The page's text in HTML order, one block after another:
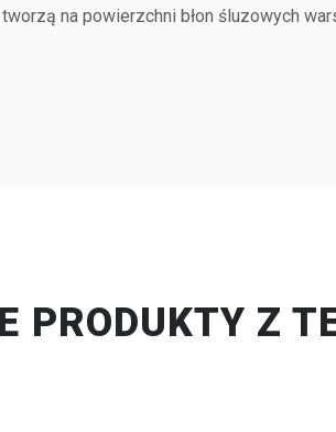
na powierzchni błon śluzowych
PRODUKTY Z